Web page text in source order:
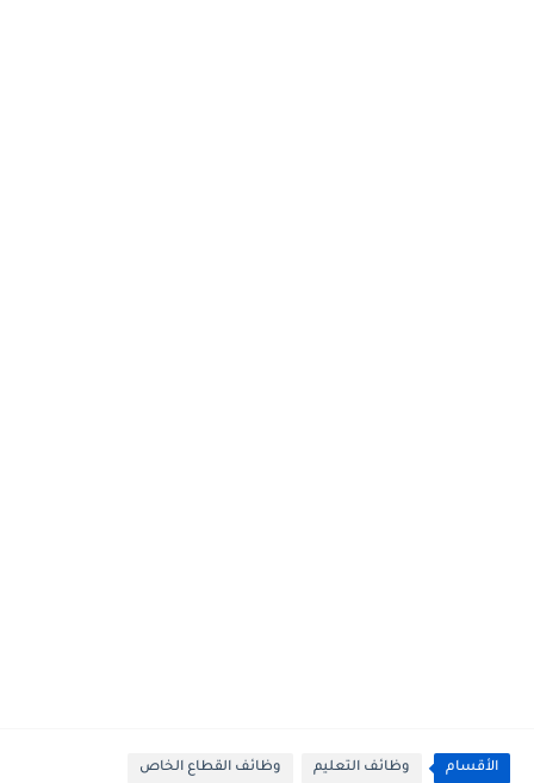
الأقسام وظائف التعليم وظائف القطاع الخاص